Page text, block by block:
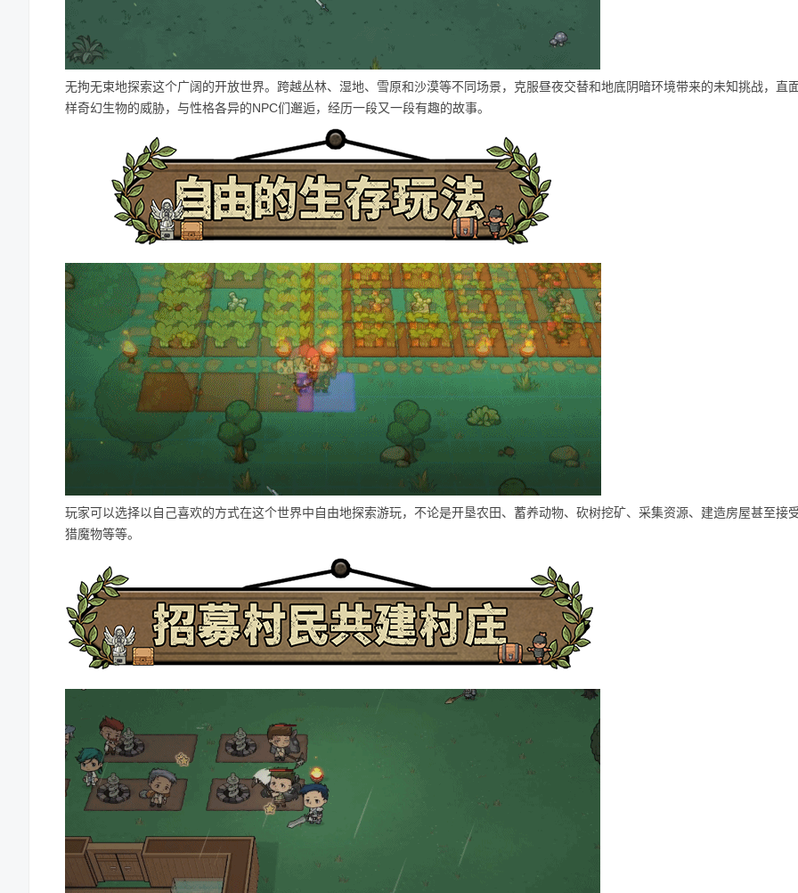
无拘无束地探索这个广阔的开放世界。跨越丛林、湿地、雪原和沙漠等不同场景，克服昼夜交替和地底阴暗环境带来的未知挑战，直
样奇幻生物的威胁，与性格各异的NPC们邂逅，经历一段又一段有趣的故事。
玩家可以选择以自己喜欢的方式在这个世界中自由地探索游玩，不论是开垦农田、蓄养动物、砍树挖矿、采集资源、建造房屋甚至接
猎魔物等等。